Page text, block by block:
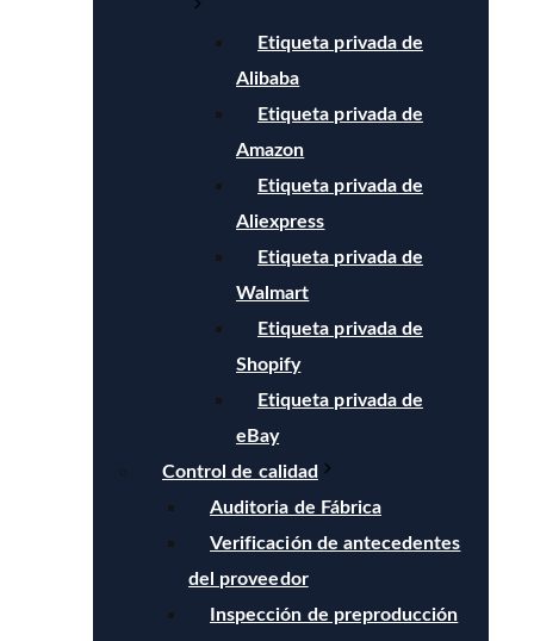
Etiqueta privada de
Alibaba
Etiqueta privada de
Amazon
Etiqueta privada de
Aliexpress
Etiqueta privada de
Walmart
Etiqueta privada de
Shopify
Etiqueta privada de
eBay
Control de calidad
Auditoria de Fábrica
Verificación de antecedentes
del proveedor
Inspección de preproducción